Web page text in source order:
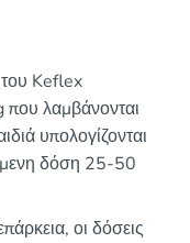
του Keflex
που λαμβάνονται
υπολογίζονται
δόση 25-50
οι δόσεις